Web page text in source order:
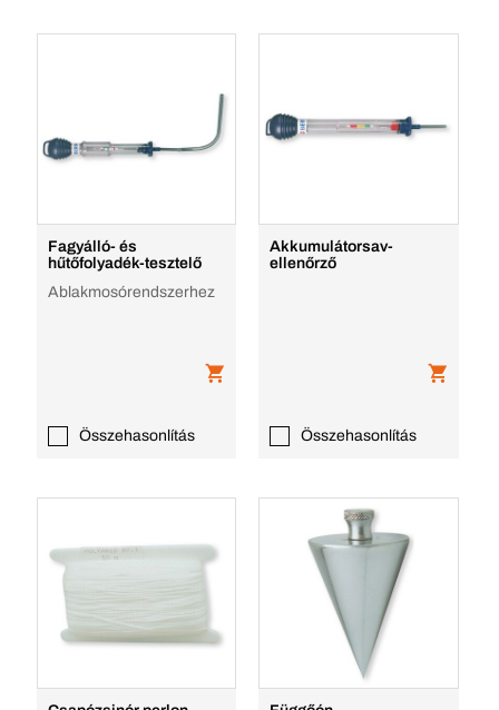
Fagyálló- és
hűtőfolyadék-tesztelő
Ablakmosórendszerhez
Összehasonlítás
Akkumulátorsav-
ellenőrző
Összehasonlítás